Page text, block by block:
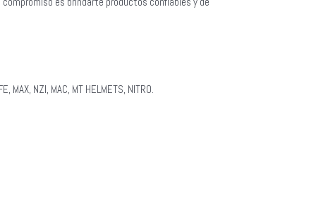
NZI, MAC, MT HELMETS, NITRO.